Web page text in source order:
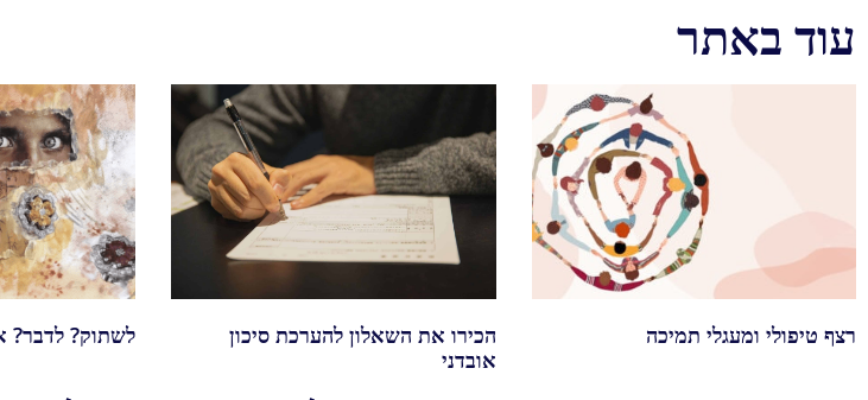
עוד באתר
רצף טיפולי ומעגלי תמיכה
הכירו את השאלון להערכת סיכון
אובדני
לשתוק? לדבר?